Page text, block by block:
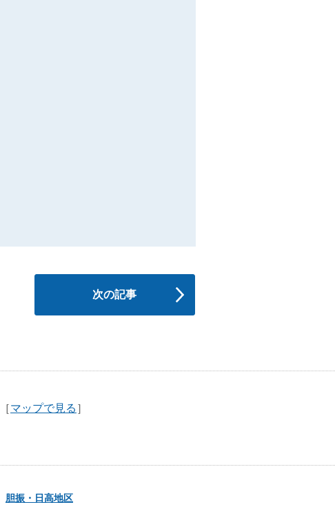
次の記事
［マップで見る ］
胆振・日高地区